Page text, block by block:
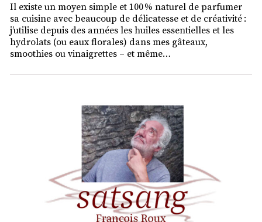
Il existe un moyen simple et 100 % naturel de parfumer
sa cuisine avec beaucoup de délicatesse et de créativité :
j’utilise depuis des années les huiles essentielles et les
hydrolats (ou eaux florales) dans mes gâteaux,
smoothies ou vinaigrettes – et même…